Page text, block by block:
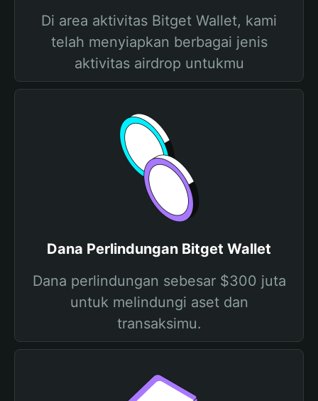
Di area aktivitas Bitget Wallet, kami
telah menyiapkan berbagai jenis
aktivitas airdrop untukmu
Dana Perlindungan Bitget Wallet
Dana perlindungan sebesar $300 juta
untuk melindungi aset dan
transaksimu.